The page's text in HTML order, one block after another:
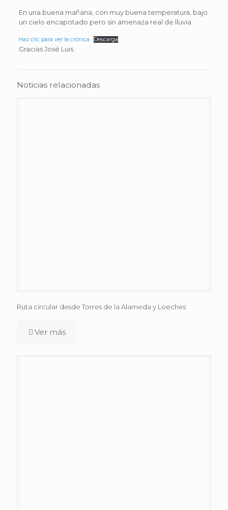
En una buena mañana, con muy buena temperatura, bajo
un cielo encapotado pero sin amenaza real de lluvia.
Haz clic para ver la crónica Descarga
Gracias José Luis.
Noticias relacionadas
Ruta circular desde Torres de la Alameda y Loeches
Ver más